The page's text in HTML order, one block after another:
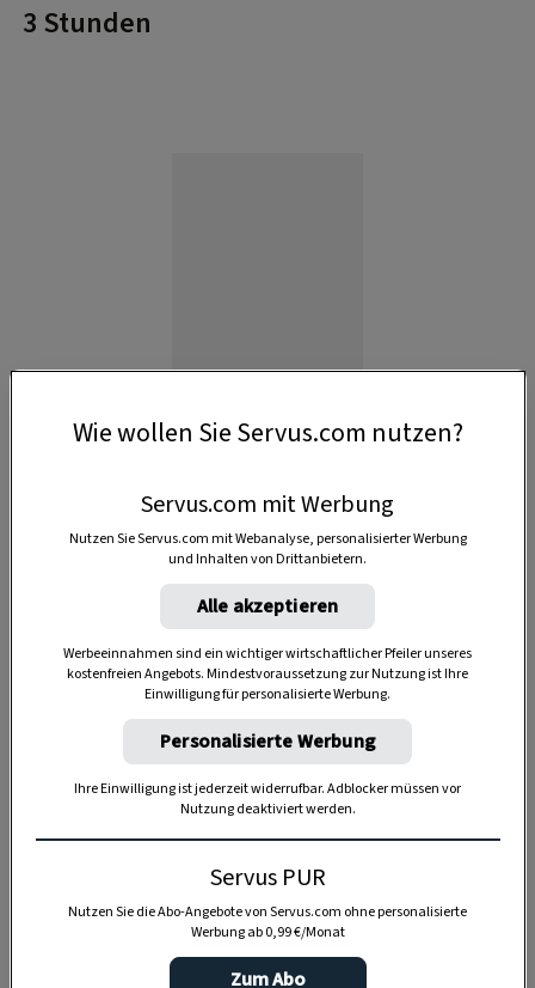
3 Stunden
Anzeige
Wie wollen Sie Servus.com nutzen?
Servus.com mit Werbung
Nutzen Sie Servus.com mit Webanalyse, personalisierter Werbung
und Inhalten von Drittanbietern.
Alle akzeptieren
Werbeeinnahmen sind ein wichtiger wirtschaftlicher Pfeiler unseres
kostenfreien Angebots. Mindestvoraussetzung zur Nutzung ist Ihre
Einwilligung für personalisierte Werbung.
Personalisierte Werbung
Ihre Einwilligung ist jederzeit widerrufbar. Adblocker müssen vor
Nutzung deaktiviert werden.
Servus PUR
Nutzen Sie die Abo-Angebote von Servus.com ohne personalisierte
Werbung ab 0,99 €/Monat
Zum Abo